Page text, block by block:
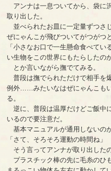
アンナは一息ついてから、袋に
取り出した。
並べられたお皿に一定量ずつさ
ぜにゃんこが飛びついてがつがつ
「小さなお口で一生懸命食べて
い生物をこの世界にもたらしたの
とか言いながら撫でてみる。
普段は撫でられただけで相手を
例外……みたいなはぜにゃんこも
る。
逆に、普段は温厚だけどご飯中
いるので要注意だ。
基本マニュアルが通用しないの
「さて、そろそろ運動の時間ね」
そう言ってアンナが取り出した
プラスチック棒の先に毛糸のひ